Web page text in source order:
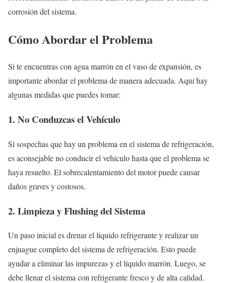
corrosión del sistema.
Cómo Abordar el Problema
Si te encuentras con agua marrón en el vaso de expansión, es
importante abordar el problema de manera adecuada. Aquí hay
algunas medidas que puedes tomar:
1. No Conduzcas el Vehículo
Si sospechas que hay un problema en el sistema de refrigeración,
es aconsejable no conducir el vehículo hasta que el problema se
haya resuelto. El sobrecalentamiento del motor puede causar
daños graves y costosos.
2. Limpieza y Flushing del Sistema
Un paso inicial es drenar el líquido refrigerante y realizar un
enjuague completo del sistema de refrigeración. Esto puede
ayudar a eliminar las impurezas y el líquido marrón. Luego, se
debe llenar el sistema con refrigerante fresco y de alta calidad.